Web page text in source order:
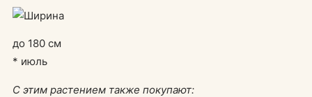
до 180 см
* июль
С этим растением также покупают: